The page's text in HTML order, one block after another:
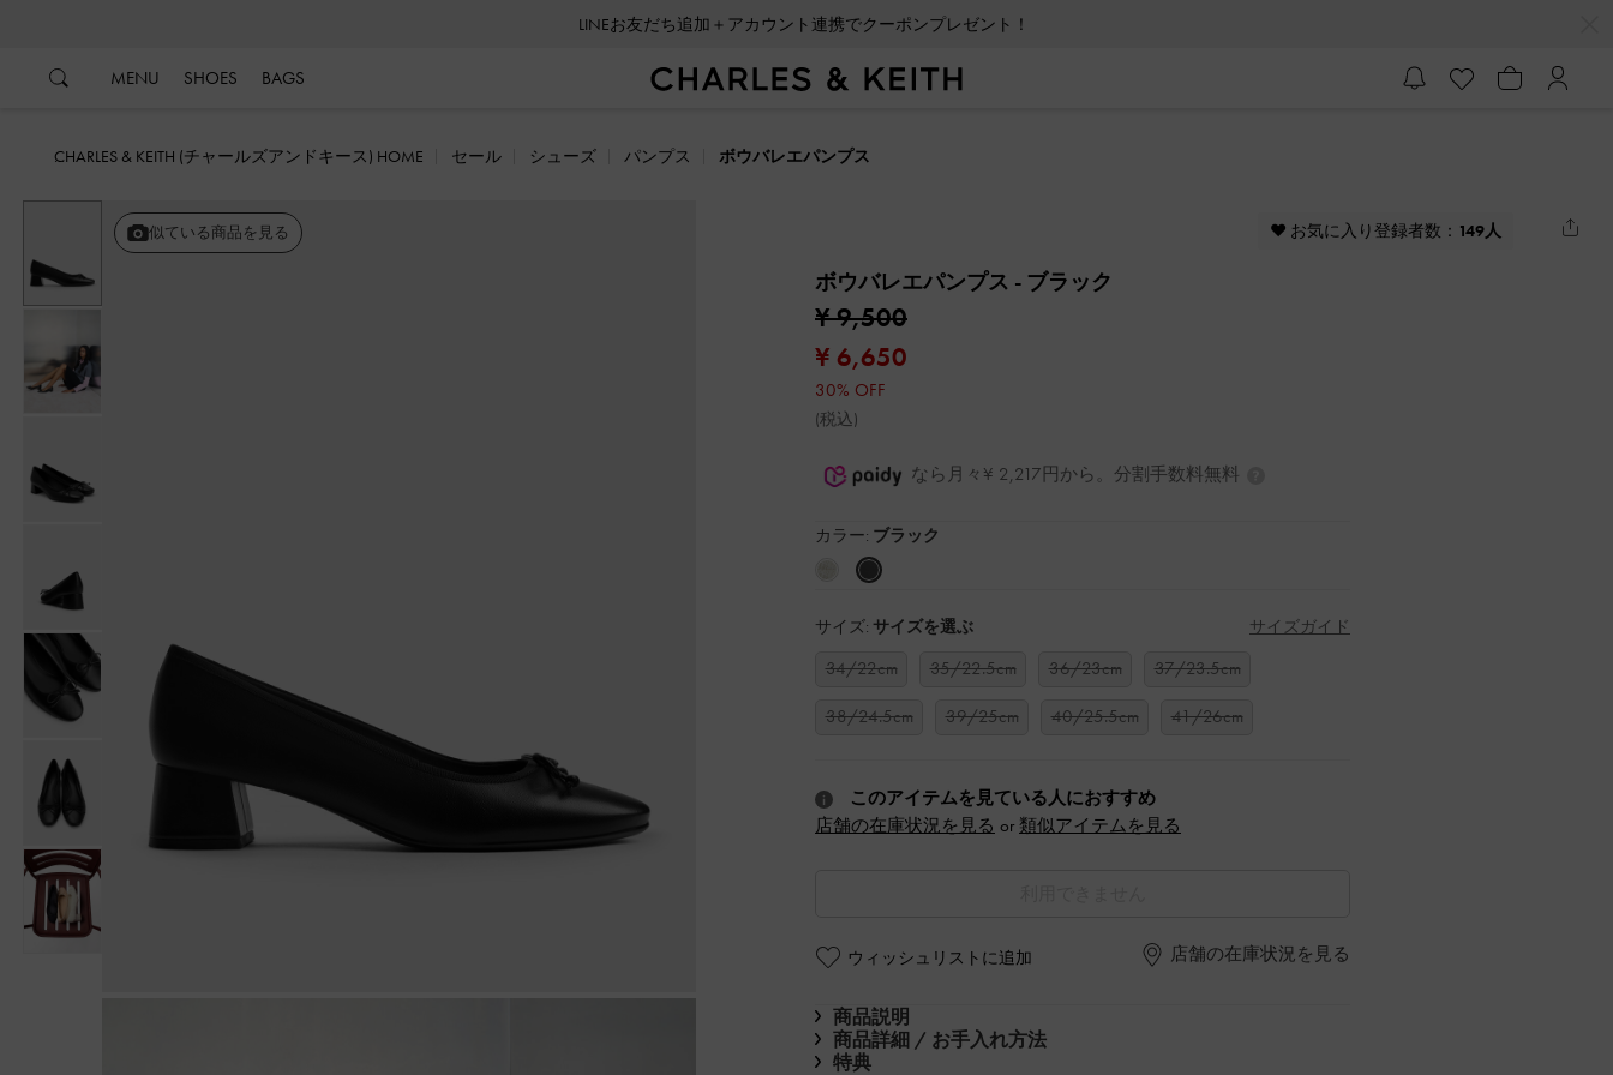
LINEお友だち追加＋アカウント連携でクーポンプレゼント！
MENU SHOES BAGS
CHARLES & KEITH (チャールズアンドキース) HOME セール シューズ パンプス ボウバレエパンプス
♥ お気に入り登録者数： 149人
似ている商品を見る
ボウバレエパンプス - ブラック
¥ 9,500
¥ 6,650
30% OFF
(税込)
なら月々¥ 2,217円から。分割手数料無料
カラー: ブラック
サイズ: サイズを選ぶ サイズガイド
34/22cm 35/22.5cm 36/23cm
37/23.5cm
38/24.5cm
39/25cm 40/25.5cm 41/26cm
このアイテムを見ている人におすすめ
店舗の在庫状況を見る or 類似アイテムを見る
ウィッシュリストに追加 店舗の在庫状況を見る
商品説明
商品詳細 / お手入れ方法
特典